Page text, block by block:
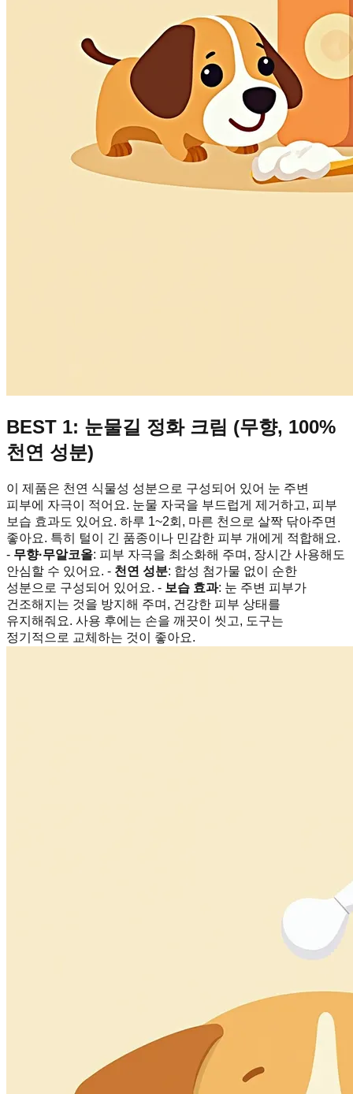
BEST 1: 눈물길 정화 크림 (무향, 100%
천연 성분)
이 제품은 천연 식물성 성분으로 구성되어 있어 눈 주변
피부에 자극이 적어요. 눈물 자국을 부드럽게 제거하고, 피부
보습 효과도 있어요. 하루 1~2회, 마른 천으로 살짝 닦아주면
좋아요. 특히 털이 긴 품종이나 민감한 피부 개에게 적합해요.
- 무향·무알코올: 피부 자극을 최소화해 주며, 장시간 사용해도
안심할 수 있어요. - 천연 성분: 합성 첨가물 없이 순한
성분으로 구성되어 있어요. - 보습 효과: 눈 주변 피부가
건조해지는 것을 방지해 주며, 건강한 피부 상태를
유지해줘요. 사용 후에는 손을 깨끗이 씻고, 도구는
정기적으로 교체하는 것이 좋아요.